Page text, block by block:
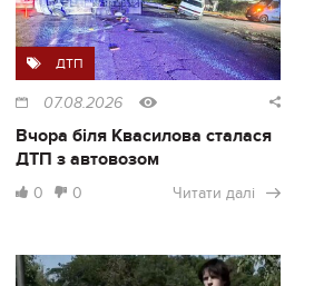
ДТП
07.08.2026
Вчора біля Квасилова сталася
ДТП з автовозом
0 0 Читати далі